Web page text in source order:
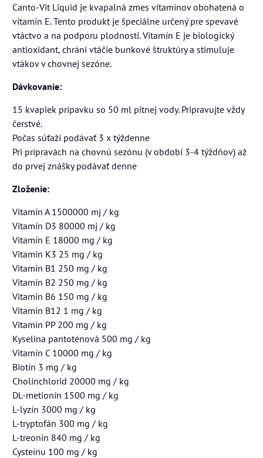
Canto-Vit Liquid je kvapalná zmes vitamínov obohatená o
vitamín E. Tento produkt je špeciálne určený pre spevavé
vtáctvo a na podporu plodnosti. Vitamín E je biologický
antioxidant, chráni vtáčie bunkové štruktúry a stimuluje
vtákov v chovnej sezóne.
Dávkovanie:
15 kvapiek prípavku so 50 ml pitnej vody. Pripravujte vždy
čerstvé.
Počas súťaží podávať 3 x týždenne
Pri prípravách na chovnú sezónu (v období 3-4 týždňov) až
do prvej znášky podávať denne
Zloženie:
Vitamín A 1500000 mj / kg
Vitamín D3 80000 mj / kg
Vitamín E 18000 mg / kg
Vitamín K3 25 mg / kg
Vitamín B1 250 mg / kg
Vitamín B2 250 mg / kg
Vitamín B6 150 mg / kg
Vitamín B12 1 mg / kg
Vitamín PP 200 mg / kg
Kyselina pantoténová 500 mg / kg
Vitamín C 10000 mg / kg
Biotín 3 mg / kg
Cholinchlorid 20000 mg / kg
DL-metionín 1500 mg / kg
L-lyzín 3000 mg / kg
L-tryptofán 300 mg / kg
L-treonín 840 mg / kg
Cysteínu 100 mg / kg